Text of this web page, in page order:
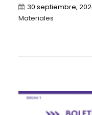
30 septiembre,
Materiales